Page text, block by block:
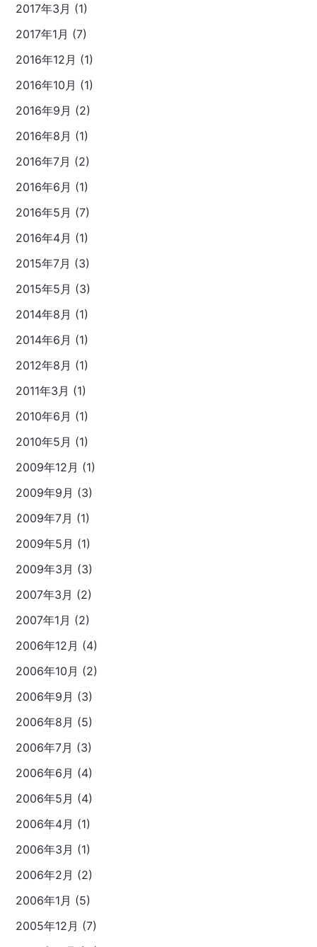
2017年3月 (1)
2017年1月 (7)
2016年12月 (1)
2016年10月 (1)
2016年9月 (2)
2016年8月 (1)
2016年7月 (2)
2016年6月 (1)
2016年5月 (7)
2016年4月 (1)
2015年7月 (3)
2015年5月 (3)
2014年8月 (1)
2014年6月 (1)
2012年8月 (1)
2011年3月 (1)
2010年6月 (1)
2010年5月 (1)
2009年12月 (1)
2009年9月 (3)
2009年7月 (1)
2009年5月 (1)
2009年3月 (3)
2007年3月 (2)
2007年1月 (2)
2006年12月 (4)
2006年10月 (2)
2006年9月 (3)
2006年8月 (5)
2006年7月 (3)
2006年6月 (4)
2006年5月 (4)
2006年4月 (1)
2006年3月 (1)
2006年2月 (2)
2006年1月 (5)
2005年12月 (7)